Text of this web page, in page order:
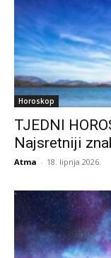
Horoskop
TJEDNI
Najsretniji
Atma - 18. lipnja 2026.